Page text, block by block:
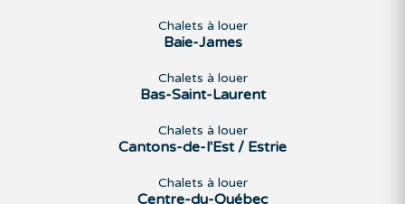
Chalets à louer
Baie-James
Chalets à louer
Bas-Saint-Laurent
Chalets à louer
Cantons-de-l'Est / Estrie
Chalets à louer
Centre-du-Québec